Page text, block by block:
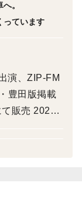
で茹でられま
。
っています
演、ZIP-FM
田版掲載
販売 2023